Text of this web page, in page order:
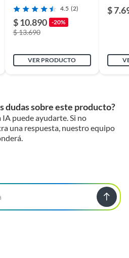
Interruptor Simple 9/ 12
10A 250V
4.5 (2)
$ 10.890 -20%
$ 13.690
VER PRODUCTO
$
dudas sobre este producto?
IA puede ayudarte. Si no
una respuesta, nuestro equipo